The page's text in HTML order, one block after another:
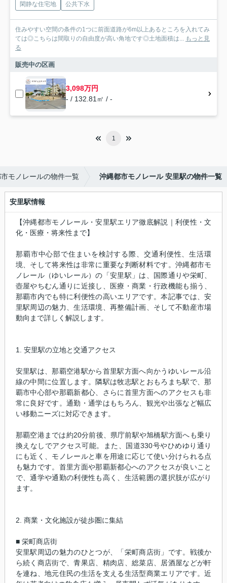
閑静な住宅地 公共下水
住みやすい空間の条件の1つに前面道路が6m以上あるところを入れてみ
ては◎こちらは間取りの自由度が高い角地です◎土地面積は... もっと見
る
販売中の区画
3,098万円
- / 132.81㎡ / -
1
モノレールの物件一覧 沖縄都市モノレール 安里駅の物件一覧
安里駅情報
【沖縄都市モノレール・安里駅エリア徹底解説｜利便性・文
化・医療・将来性まで】
那覇市中心部で住まいを検討する際、交通利便性、生活環
境、そして将来性は非常に重要な判断材料です。沖縄都市モ
ノレール（ゆいレール）の「安里駅」は、国際通りや栄町、
壺屋やちむん通りに近接し、医療・商業・行政機能も揃う、
那覇市内でも特に利便性の高いエリアです。本記事では、安
里駅周辺の魅力、生活環境、再整備計画、そして不動産市場
動向まで詳しく解説します。
1. 安里駅の立地と交通アクセス
安里駅は、那覇空港駅から首里駅方面へ向かうゆいレール沿
線の中間に位置します。隣駅は牧志駅とおもろまち駅で、那
覇市中心部や那覇新都心、さらに首里方面へのアクセスも非
常に良好です。通勤・通学はもちろん、観光や出張など幅広
い移動ニーズに対応できます。
那覇空港までは約20分前後、県庁前駅や旭橋駅方面へも乗り
換えなしでアクセス可能。また、国道330号やひめゆり通り
にも近く、モノレールと車を用途に応じて使い分けられる点
も魅力です。首里方面や那覇新都心へのアクセスが良いこと
で、通学や通勤の利便性も高く、生活範囲の選択肢が広がり
ます。
2. 商業・文化施設が徒歩圏に集結
■ 栄町商店街
安里駅周辺の魅力のひとつが、「栄町商店街」です。戦後か
ら続く商店街で、青果店、精肉店、総菜店、居酒屋などが軒
を連ね、地元住民の生活を支える生活型商業エリアです。近